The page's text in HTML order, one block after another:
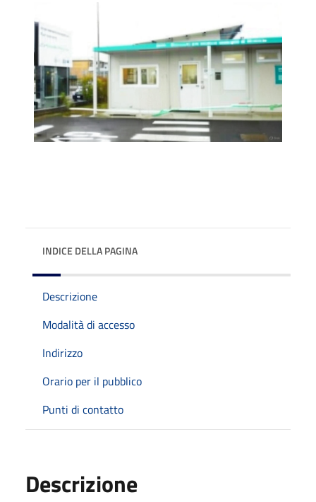
INDICE DELLA PAGINA
Descrizione
Modalità di accesso
Indirizzo
Orario per il pubblico
Punti di contatto
Descrizione